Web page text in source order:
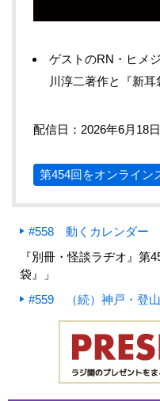
ゲストのRN・ヒメ
川淳二著作と『新耳
配信日：2026年6月18
第454回をオンライン
#558 動くカレンダー
『別冊・怪談ラヂオ』第
袋』」
#559 （続）神戸・登